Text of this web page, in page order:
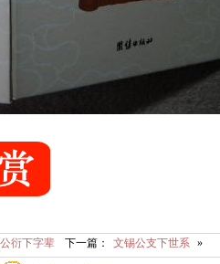
衍下字辈 下一篇： 文锡公支下世系 »